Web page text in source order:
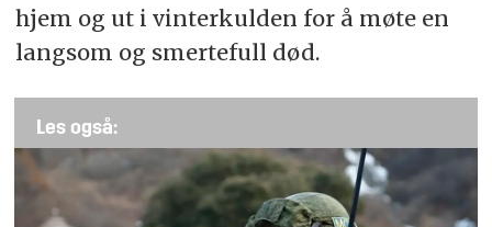
hjem og ut i vinterkulden for å møte en
langsom og smertefull død.
Les også: